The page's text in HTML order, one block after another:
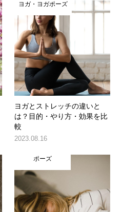
ヨガ・ヨガポーズ
ヨガとストレッチの違いと
は？目的・やり方・効果を比
較
2023.08.16
ポーズ